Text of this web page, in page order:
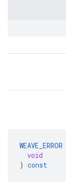
WEAVE_ERROR
void
) const